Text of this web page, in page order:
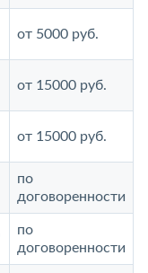
от 5000 руб.
от 15000 руб.
от 15000 руб.
по
договоренности
по
договоренности